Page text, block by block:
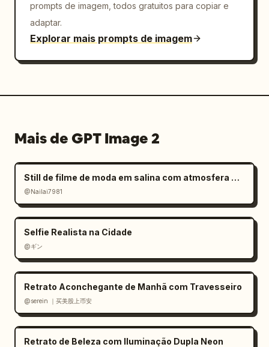
prompts de imagem, todos gratuitos para copiar e
adaptar.
Explorar mais prompts de imagem
Mais de GPT Image 2
Still de filme de moda em salina com atmosfera melancólica
@Nailai7981
Selfie Realista na Cidade
@ギン
Retrato Aconchegante de Manhã com Travesseiro
@serein ｜买美股上币安
Retrato de Beleza com Iluminação Dupla Neon